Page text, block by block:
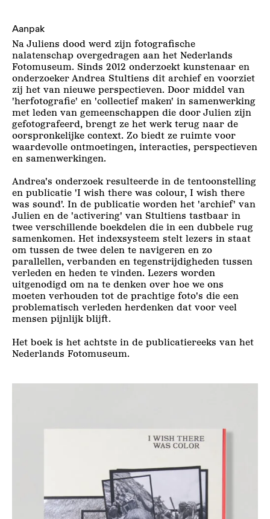
Aanpak
Na Juliens dood werd zijn fotografische
nalatenschap overgedragen aan het Nederlands
Fotomuseum. Sinds 2012 onderzoekt kunstenaar en
onderzoeker Andrea Stultiens dit archief en voorziet
zij het van nieuwe perspectieven. Door middel van
'herfotografie' en 'collectief maken' in samenwerking
met leden van gemeenschappen die door Julien zijn
gefotografeerd, brengt ze het werk terug naar de
oorspronkelijke context. Zo biedt ze ruimte voor
waardevolle ontmoetingen, interacties, perspectieven
en samenwerkingen.
Andrea's onderzoek resulteerde in de tentoonstelling
en publicatie 'I wish there was colour, I wish there
was sound'. In de publicatie worden het 'archief' van
Julien en de 'activering' van Stultiens tastbaar in
twee verschillende boekdelen die in een dubbele rug
samenkomen. Het indexsysteem stelt lezers in staat
om tussen de twee delen te navigeren en zo
parallellen, verbanden en tegenstrijdigheden tussen
verleden en heden te vinden. Lezers worden
uitgenodigd om na te denken over hoe we ons
moeten verhouden tot de prachtige foto's die een
problematisch verleden herdenken dat voor veel
mensen pijnlijk blijft.
Het boek is het achtste in de publicatiereeks van het
Nederlands Fotomuseum.